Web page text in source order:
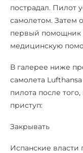
пострадал. Пилот
самолетом. Затем
первый помощник
медицинскую
В галерее ниже
самолета
пилота после
приступ:
Закрывать
Испанские власти